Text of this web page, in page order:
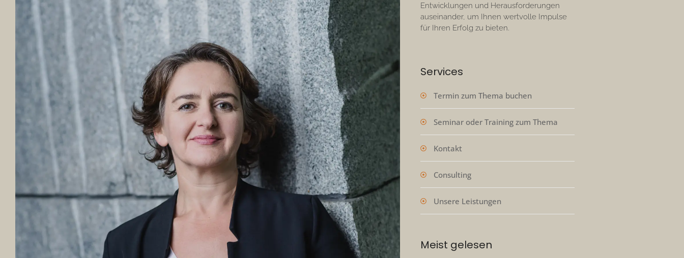
Entwicklungen und Herausforderungen
auseinander, um Ihnen wertvolle Impulse
für Ihren Erfolg zu bieten.
Services
Termin zum Thema buchen
Seminar oder Training zum Thema
Kontakt
Consulting
Unsere Leistungen
Meist gelesen